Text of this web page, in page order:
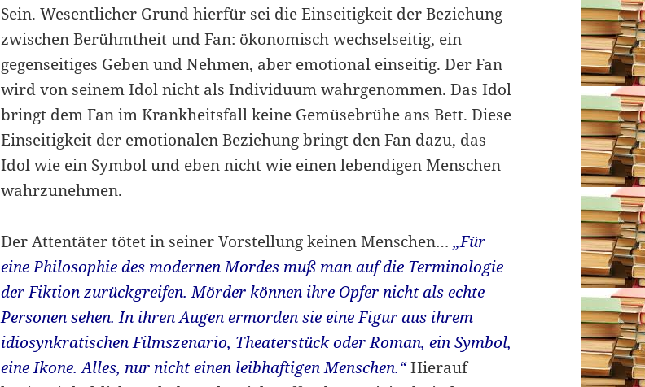
Sein. Wesentlicher Grund hierfür sei die Einseitigkeit der Beziehung
zwischen Berühmtheit und Fan: ökonomisch wechselseitig, ein
gegenseitiges Geben und Nehmen, aber emotional einseitig. Der Fan
wird von seinem Idol nicht als Individuum wahrgenommen. Das Idol
bringt dem Fan im Krankheitsfall keine Gemüsebrühe ans Bett. Diese
Einseitigkeit der emotionalen Beziehung bringt den Fan dazu, das
Idol wie ein Symbol und eben nicht wie einen lebendigen Menschen
wahrzunehmen.
Der Attentäter tötet in seiner Vorstellung keinen Menschen…„Für
eine Philosophie des modernen Mordes muß man auf die Terminologie
der Fiktion zurückgreifen. Mörder können ihre Opfer nicht als echte
Personen sehen. In ihren Augen ermorden sie eine Figur aus ihrem
idiosynkratischen Filmszenario, Theaterstück oder Roman, ein Symbol,
eine Ikone. Alles, nur nicht einen leibhaftigen Menschen.“Hierauf